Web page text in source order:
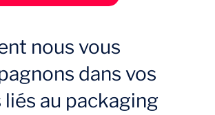
nous vous
dans vos
au packaging